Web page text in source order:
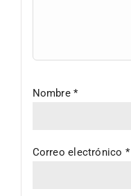
Nombre*
Correo electrónico *